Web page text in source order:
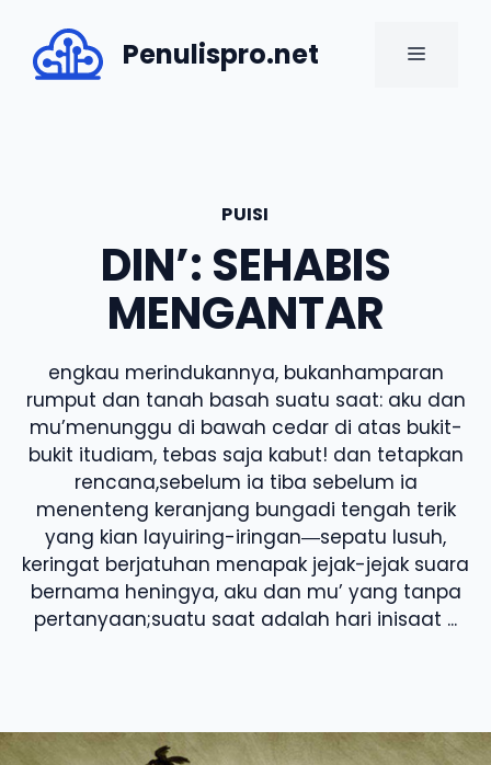
content
Penulispro.net MENU
PUISI
DIN’: SEHABIS
MENGANTAR
engkau merindukannya, bukanhamparan
rumput dan tanah basah suatu saat: aku dan
mu’menunggu di bawah cedar di atas bukit-
bukit itudiam, tebas saja kabut! dan tetapkan
rencana,sebelum ia tiba sebelum ia
menenteng keranjang bungadi tengah terik
yang kian layuiring-iringan―sepatu lusuh,
keringat berjatuhan menapak jejak-jejak suara
bernama heningya, aku dan mu’ yang tanpa
pertanyaan;suatu saat adalah hari inisaat ...